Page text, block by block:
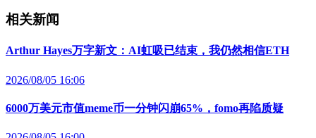
相关新闻
Arthur Hayes万字新文：AI虹吸已结束，我仍然相信ETH
2026/08/05 16:06
6000万美元市值meme币一分钟闪崩65%，fomo再陷质疑